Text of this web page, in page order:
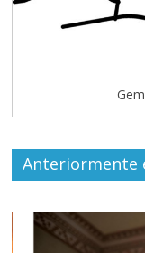
Anteriormente